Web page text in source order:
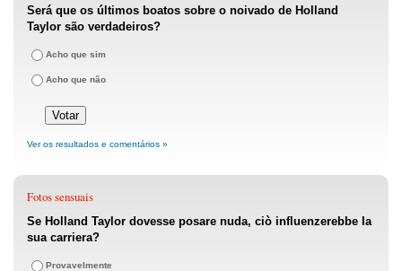
Será que os últimos boatos sobre o noivado de Holland
Taylor são verdadeiros?
Acho que sim
Acho que não
Ver os resultados e comentários »
Fotos sensuais
Se Holland Taylor dovesse posare nuda, ciò influenzerebbe la
sua carriera?
Provavelmente